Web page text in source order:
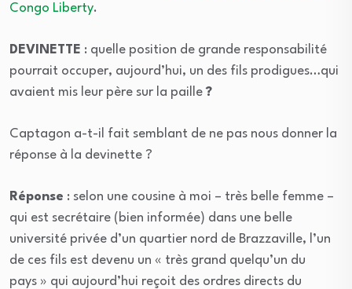
Congo Liberty.
DEVINETTE : quelle position de grande responsabilité
pourrait occuper, aujourd’hui, un des fils prodigues…qui
avaient mis leur père sur la paille?
Captagon a-t-il fait semblant de ne pas nous donner la
réponse à la devinette ?
Réponse : selon une cousine à moi – très belle femme –
qui est secrétaire (bien informée) dans une belle
université privée d’un quartier nord de Brazzaville, l’un
de ces fils est devenu un « très grand quelqu’un du
pays » qui aujourd’hui reçoit des ordres directs du